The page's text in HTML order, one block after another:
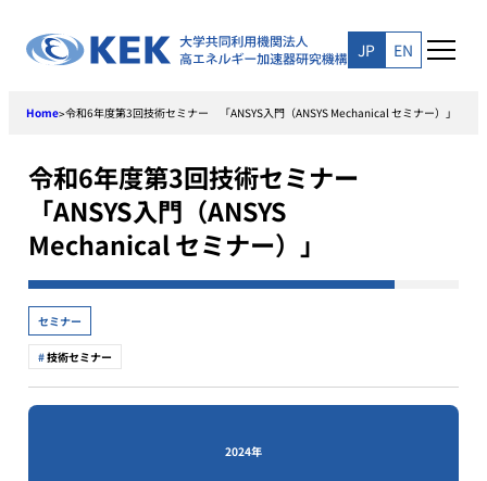
content
JP EN
Home>令和6年度第3回技術セミナー 「ANSYS入門（ANSYS Mechanical セミナー）」
令和6年度第3回技術セミナー
「ANSYS入門（ANSYS
Mechanical セミナー）」
セミナー
技術セミナー
2024年